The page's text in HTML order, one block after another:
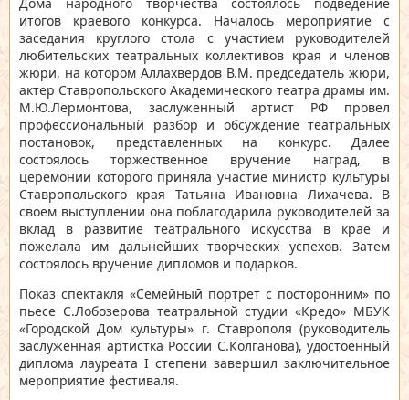
итогов краевого конкурса. Началось мероприятие с
заседания круглого стола с участием руководителей
любительских театральных коллективов края и членов
жюри, на котором Аллахвердов В.М. председатель жюри,
актер Ставропольского Академического театра драмы им.
М.Ю.Лермонтова, заслуженный артист РФ провел
профессиональный разбор и обсуждение театральных
постановок, представленных на конкурс. Далее
состоялось торжественное вручение наград, в
церемонии которого приняла участие министр культуры
Ставропольского края Татьяна Ивановна Лихачева. В
своем выступлении она поблагодарила руководителей за
вклад в развитие театрального искусства в крае и
пожелала им дальнейших творческих успехов. Затем
состоялось вручение дипломов и подарков.
Показ спектакля «Семейный портрет с посторонним» по
пьесе С.Лобозерова театральной студии «Кредо» МБУК
«Городской Дом культуры» г. Ставрополя (руководитель
заслуженная артистка России С.Колганова), удостоенный
диплома лауреата I степени завершил заключительное
мероприятие фестиваля.